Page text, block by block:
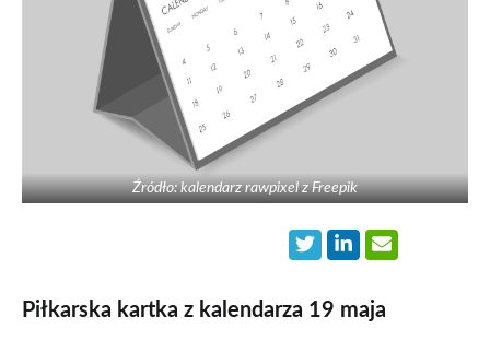
Źródło: kalendarz rawpixel z Freepik
Piłkarska kartka z kalendarza 19 maja